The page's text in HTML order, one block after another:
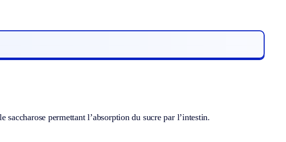
permettant l’absorption du sucre par l’intestin.